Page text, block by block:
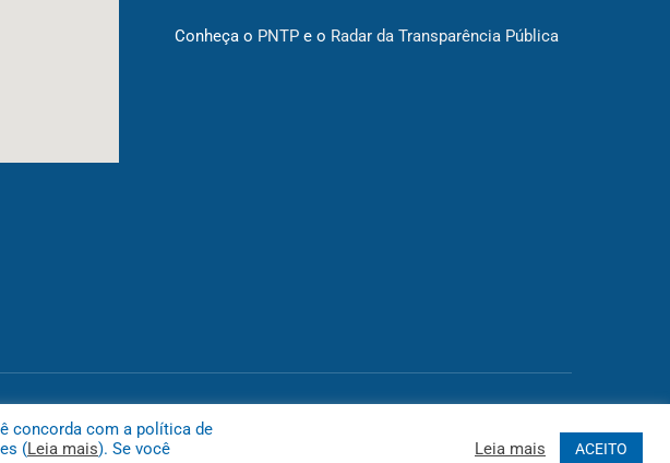
Conheça o PNTPe o Radar da Transparência Pública
concorda com a política de
(Leia mais). Se você
Leia mais ACEITO